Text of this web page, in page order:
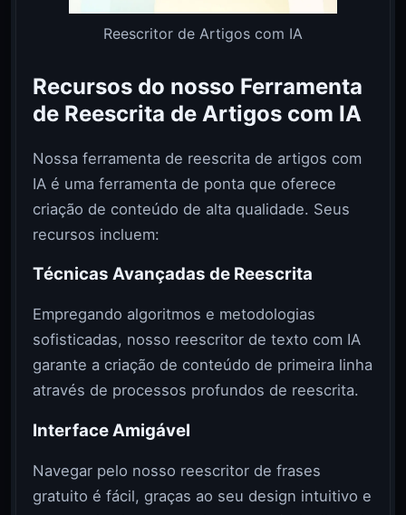
Reescritor de Artigos com IA
Recursos do nosso Ferramenta
de Reescrita de Artigos com IA
Nossa ferramenta de reescrita de artigos com
IA é uma ferramenta de ponta que oferece
criação de conteúdo de alta qualidade. Seus
recursos incluem:
Técnicas Avançadas de Reescrita
Empregando algoritmos e metodologias
sofisticadas, nosso reescritor de texto com IA
garante a criação de conteúdo de primeira linha
através de processos profundos de reescrita.
Interface Amigável
Navegar pelo nosso reescritor de frases
gratuito é fácil, graças ao seu design intuitivo e